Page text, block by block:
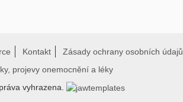
Kontakt
Zásady ochrany osobních údajů
projevy onemocnění a léky
vyhrazena.